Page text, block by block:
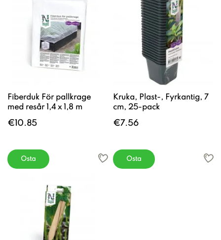
Fiberduk För pallkrage
med resår 1,4 x 1,8 m
€10.85
Osta
Kruka, Plast-, Fyrkantig, 7
cm, 25-pack
€7.56
Osta